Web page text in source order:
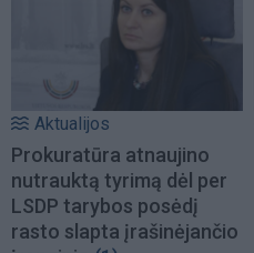
Aktualijos
Prokuratūra atnaujino
nutrauktą tyrimą dėl per
LSDP tarybos posėdį
rasto slapta įrašinėjančio